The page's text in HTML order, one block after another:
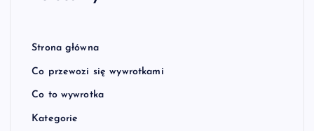
Strona główna
Co przewozi się wywrotkami
Co to wywrotka
Kategorie